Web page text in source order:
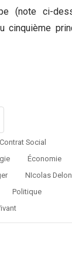
(note ci-
cinquième
Contrat Social
Économie
NIcolas Delon
Politique